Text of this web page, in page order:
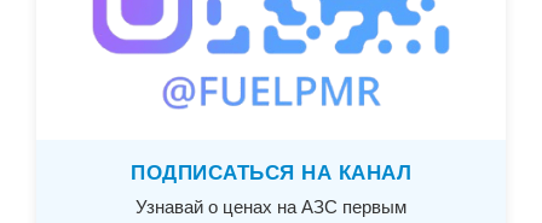
ПОДПИСАТЬСЯ НА КАНАЛ
Узнавай о ценах на АЗС первым